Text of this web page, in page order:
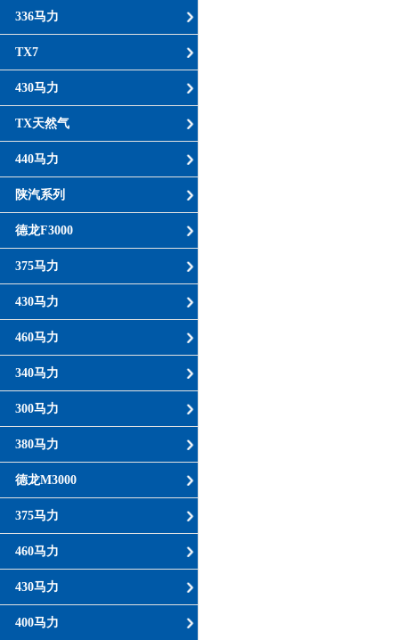
336马力
TX7
430马力
TX天然气
440马力
陕汽系列
德龙F3000
375马力
430马力
460马力
340马力
300马力
380马力
德龙M3000
375马力
460马力
430马力
400马力